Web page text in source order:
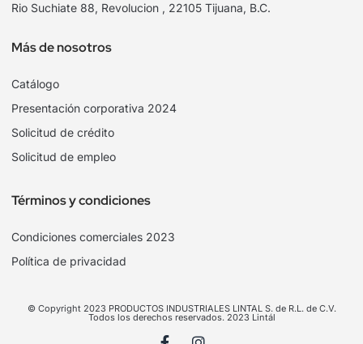
Rio Suchiate 88, Revolucion , 22105 Tijuana, B.C.
Más de nosotros
Catálogo
Presentación corporativa 2024
Solicitud de crédito
Solicitud de empleo
Términos y condiciones
Condiciones comerciales 2023
Política de privacidad
© Copyright 2023 PRODUCTOS INDUSTRIALES LINTAL S. de R.L. de C.V.
Todos los derechos reservados. 2023 Lintál